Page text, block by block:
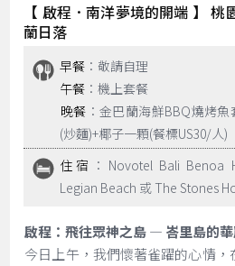
【 啟程．南洋夢境的開端 】
蘭日落
早餐 ：敬請自理
午餐 ：機上套餐
晚餐 ：金巴蘭海鮮BBQ燒烤
(炒麵)+椰子一顆(餐標US30/人)
住宿 ：Novotel Bali Benoa
Legian Beach 或 The Stones
啟程：飛往眾神之島 — 峇里島的華
今日上午，我們懷著雀躍的心情